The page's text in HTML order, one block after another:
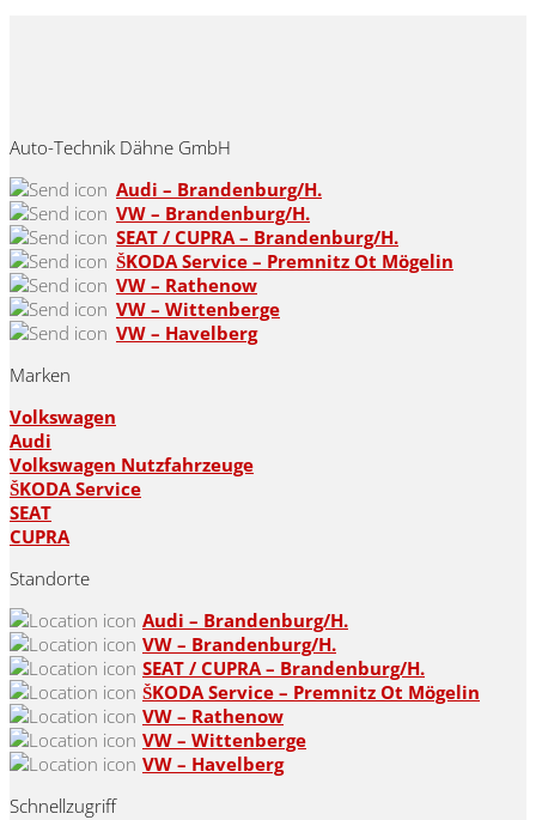
Auto-Technik Dähne GmbH
Audi – Brandenburg/H.
VW – Brandenburg/H.
SEAT / CUPRA – Brandenburg/H.
ŠKODA Service – Premnitz Ot Mögelin
VW – Rathenow
VW – Wittenberge
VW – Havelberg
Marken
Volkswagen
Audi
Volkswagen Nutzfahrzeuge
ŠKODA Service
SEAT
CUPRA
Standorte
Audi – Brandenburg/H.
VW – Brandenburg/H.
SEAT / CUPRA – Brandenburg/H.
ŠKODA Service – Premnitz Ot Mögelin
VW – Rathenow
VW – Wittenberge
VW – Havelberg
Schnellzugriff